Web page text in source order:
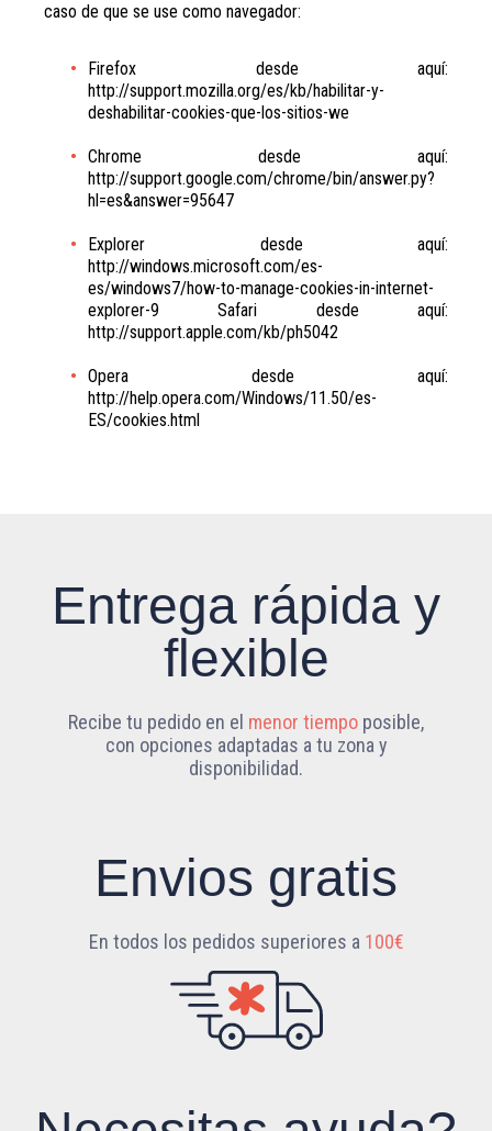
caso de que se use como navegador:
Firefox desde aquí:
http://support.mozilla.org/es/kb/habilitar-y-
deshabilitar-cookies-que-los-sitios-we
Chrome desde aquí:
http://support.google.com/chrome/bin/answer.py?
hl=es&answer=95647
Explorer desde aquí:
http://windows.microsoft.com/es-
es/windows7/how-to-manage-cookies-in-internet-
explorer-9 Safari desde aquí:
http://support.apple.com/kb/ph5042
Opera desde aquí:
http://help.opera.com/Windows/11.50/es-
ES/cookies.html
Entrega rápida y
flexible
Recibe tu pedido en el menor tiempo posible,
con opciones adaptadas a tu zona y
disponibilidad.
Envios gratis
En todos los pedidos superiores a 100€